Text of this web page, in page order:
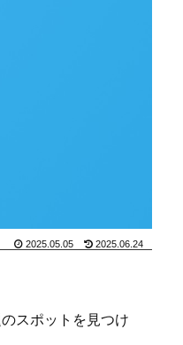
2025.05.05 2025.06.24
スポットを見つけ